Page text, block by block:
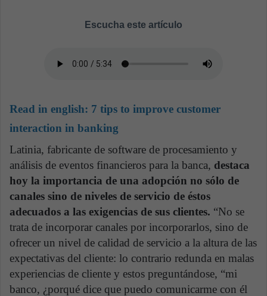
Escucha este artículo
Read in english: 7 tips to improve customer
interaction in banking
Latinia, fabricante de software de procesamiento y
análisis de eventos financieros para la banca, destaca
hoy la importancia de una adopción no sólo de
canales sino de niveles de servicio de éstos
adecuados a las exigencias de sus clientes. “No se
trata de incorporar canales por incorporarlos, sino de
ofrecer un nivel de calidad de servicio a la altura de las
expectativas del cliente: lo contrario redunda en malas
experiencias de cliente y estos preguntándose, “mi
banco, ¿porqué dice que puedo comunicarme con él